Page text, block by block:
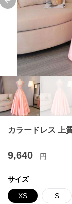
Previous slide
カラードレス 上
9,640 円
サイズ
XS S